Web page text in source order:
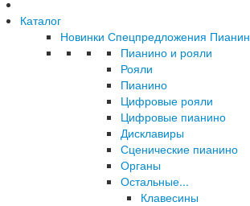
Каталог
Новинки Спецпредложения
Пианино и рояли
Рояли
Пианино
Цифровые рояли
Цифровые пианино
Дисклавиры
Сценические пианино
Органы
Остальные...
Клавесины